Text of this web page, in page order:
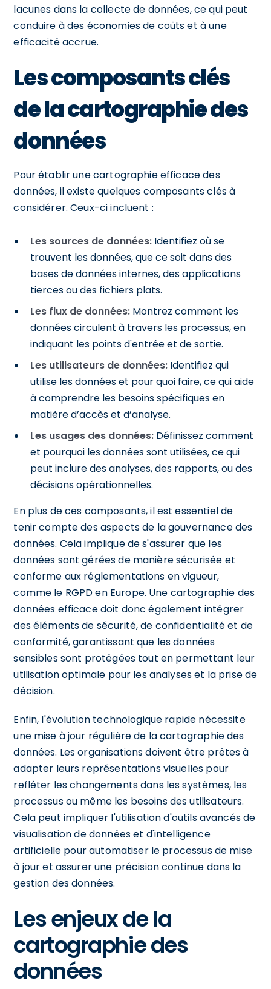
lacunes dans la collecte de données, ce qui peut
conduire à des économies de coûts et à une
efficacité accrue.
Les composants clés
de la cartographie des
données
Pour établir une cartographie efficace des
données, il existe quelques composants clés à
considérer. Ceux-ci incluent :
Les sources de données: Identifiez où se
trouvent les données, que ce soit dans des
bases de données internes, des applications
tierces ou des fichiers plats.
Les flux de données: Montrez comment les
données circulent à travers les processus, en
indiquant les points d'entrée et de sortie.
Les utilisateurs de données: Identifiez qui
utilise les données et pour quoi faire, ce qui aide
à comprendre les besoins spécifiques en
matière d’accès et d’analyse.
Les usages des données: Définissez comment
et pourquoi les données sont utilisées, ce qui
peut inclure des analyses, des rapports, ou des
décisions opérationnelles.
En plus de ces composants, il est essentiel de
tenir compte des aspects de la gouvernance des
données. Cela implique de s'assurer que les
données sont gérées de manière sécurisée et
conforme aux réglementations en vigueur,
comme le RGPD en Europe. Une cartographie des
données efficace doit donc également intégrer
des éléments de sécurité, de confidentialité et de
conformité, garantissant que les données
sensibles sont protégées tout en permettant leur
utilisation optimale pour les analyses et la prise de
décision.
Enfin, l'évolution technologique rapide nécessite
une mise à jour régulière de la cartographie des
données. Les organisations doivent être prêtes à
adapter leurs représentations visuelles pour
refléter les changements dans les systèmes, les
processus ou même les besoins des utilisateurs.
Cela peut impliquer l'utilisation d'outils avancés de
visualisation de données et d'intelligence
artificielle pour automatiser le processus de mise
à jour et assurer une précision continue dans la
gestion des données.
Les enjeux de la
cartographie des
données